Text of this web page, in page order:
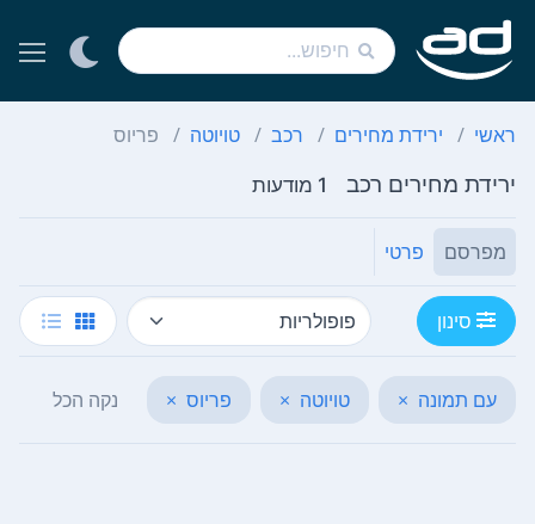
ראשי ירידת מחירים רכב טויוטה פריוס
ירידת מחירים רכב 1 מודעות
מפרסם פרטי
סינון
עם תמונה × טויוטה × פריוס × נקה הכל